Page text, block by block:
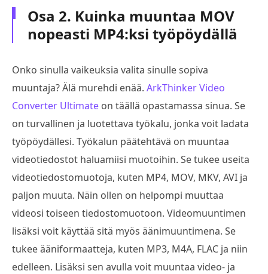
Osa 2. Kuinka muuntaa MOV
nopeasti MP4:ksi työpöydällä
Onko sinulla vaikeuksia valita sinulle sopiva
muuntaja? Älä murehdi enää. ArkThinker Video
Converter Ultimate on täällä opastamassa sinua. Se
on turvallinen ja luotettava työkalu, jonka voit ladata
työpöydällesi. Työkalun päätehtävä on muuntaa
videotiedostot haluamiisi muotoihin. Se tukee useita
videotiedostomuotoja, kuten MP4, MOV, MKV, AVI ja
paljon muuta. Näin ollen on helpompi muuttaa
videosi toiseen tiedostomuotoon. Videomuuntimen
lisäksi voit käyttää sitä myös äänimuuntimena. Se
tukee ääniformaatteja, kuten MP3, M4A, FLAC ja niin
edelleen. Lisäksi sen avulla voit muuntaa video- ja